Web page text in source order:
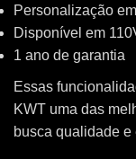
Personalização
Disponível em
1 ano de garantia
Essas
KWT uma das
busca qualidade e